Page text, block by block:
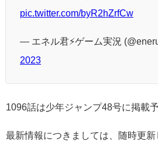
pic.twitter.com/byR2hZrfCw
— エネル君⚡️ゲーム実況
2023
1096話は少年ジャンプ48号に掲載予
最新情報につきましては、随時更新